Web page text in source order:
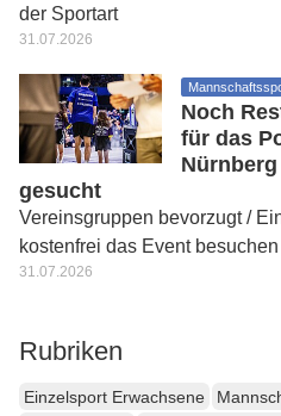
der Sportart
31.07.2026
Noch
für das
gesucht
Vereinsgruppen bevorzugt /
kostenfrei das Event besuchen
31.07.2026
Rubriken
Einzelsport Erwachsene